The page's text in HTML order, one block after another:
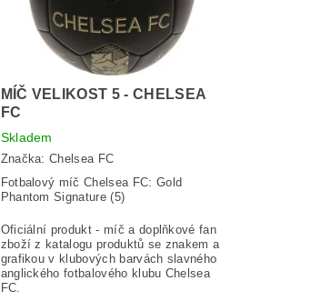
MÍČ VELIKOST 5 - CHELSEA
FC
Skladem
Značka:Chelsea FC
Fotbalový míč Chelsea FC: Gold
Phantom Signature (5)
Oficiální produkt - míč a doplňkové fan
zboží z katalogu produktů se znakem a
grafikou v klubových barvách slavného
anglického fotbalového klubu Chelsea
FC.